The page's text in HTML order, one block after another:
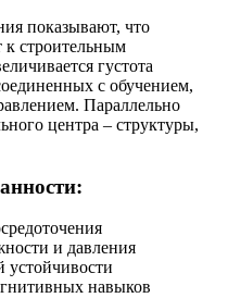
показывают, что
к строительным
густота
с обучением,
Параллельно
центра – структуры,
и давления
навыков